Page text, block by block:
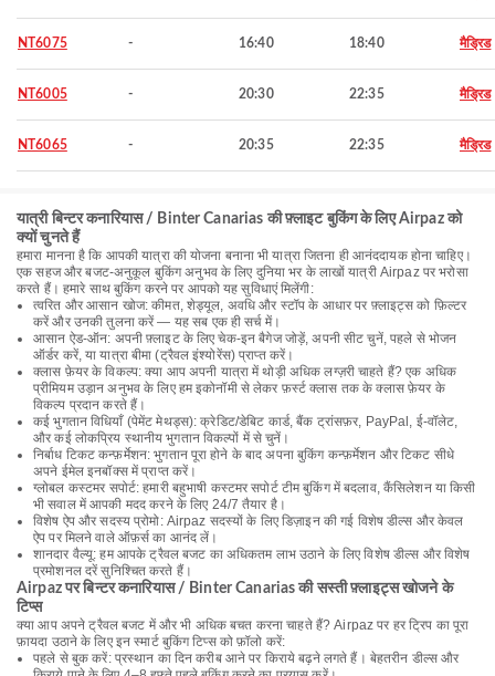
NT6075 - 16:40 18:40 मैड्रिड
NT6005 - 20:30 22:35 मैड्रिड
NT6065 - 20:35 22:35 मैड्रिड
यात्री बिन्टर कनारियास / Binter Canarias की फ़्लाइट बुकिंग के लिए Airpaz को
क्यों चुनते हैं
हमारा मानना है कि आपकी यात्रा की योजना बनाना भी यात्रा जितना ही आनंददायक होना चाहिए।
एक सहज और बजट-अनुकूल बुकिंग अनुभव के लिए दुनिया भर के लाखों यात्री Airpaz पर भरोसा
करते हैं। हमारे साथ बुकिंग करने पर आपको यह सुविधाएं मिलेंगी:
त्वरित और आसान खोज: कीमत, शेड्यूल, अवधि और स्टॉप के आधार पर फ़्लाइट्स को फ़िल्टर
करें और उनकी तुलना करें — यह सब एक ही सर्च में।
आसान ऐड-ऑन: अपनी फ़्लाइट के लिए चेक-इन बैगेज जोड़ें, अपनी सीट चुनें, पहले से भोजन
ऑर्डर करें, या यात्रा बीमा (ट्रैवल इंश्योरेंस) प्राप्त करें।
क्लास फ़ेयर के विकल्प: क्या आप अपनी यात्रा में थोड़ी अधिक लग्ज़री चाहते हैं? एक अधिक
प्रीमियम उड़ान अनुभव के लिए हम इकोनॉमी से लेकर फ़र्स्ट क्लास तक के क्लास फ़ेयर के
विकल्प प्रदान करते हैं।
कई भुगतान विधियाँ (पेमेंट मेथड्स): क्रेडिट/डेबिट कार्ड, बैंक ट्रांसफ़र, PayPal, ई-वॉलेट,
और कई लोकप्रिय स्थानीय भुगतान विकल्पों में से चुनें।
निर्बाध टिकट कन्फ़र्मेशन: भुगतान पूरा होने के बाद अपना बुकिंग कन्फ़र्मेशन और टिकट सीधे
अपने ईमेल इनबॉक्स में प्राप्त करें।
ग्लोबल कस्टमर सपोर्ट: हमारी बहुभाषी कस्टमर सपोर्ट टीम बुकिंग में बदलाव, कैंसिलेशन या किसी
भी सवाल में आपकी मदद करने के लिए 24/7 तैयार है।
विशेष ऐप और सदस्य प्रोमो: Airpaz सदस्यों के लिए डिज़ाइन की गई विशेष डील्स और केवल
ऐप पर मिलने वाले ऑफ़र्स का आनंद लें।
शानदार वैल्यू: हम आपके ट्रैवल बजट का अधिकतम लाभ उठाने के लिए विशेष डील्स और विशेष
प्रमोशनल दरें सुनिश्चित करते हैं।
Airpaz पर बिन्टर कनारियास / Binter Canarias की सस्ती फ़्लाइट्स खोजने के
टिप्स
क्या आप अपने ट्रैवल बजट में और भी अधिक बचत करना चाहते हैं? Airpaz पर हर ट्रिप का पूरा
फ़ायदा उठाने के लिए इन स्मार्ट बुकिंग टिप्स को फ़ॉलो करें:
पहले से बुक करें: प्रस्थान का दिन करीब आने पर किराये बढ़ने लगते हैं। बेहतरीन डील्स और